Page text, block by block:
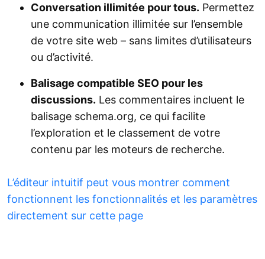
Conversation illimitée pour tous. Permettez
une communication illimitée sur l’ensemble
de votre site web – sans limites d’utilisateurs
ou d’activité.
Balisage compatible SEO pour les
discussions. Les commentaires incluent le
balisage schema.org, ce qui facilite
l’exploration et le classement de votre
contenu par les moteurs de recherche.
L’éditeur intuitif peut vous montrer comment
fonctionnent les fonctionnalités et les paramètres
directement sur cette page